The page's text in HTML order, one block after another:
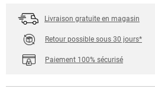
Livraison gratuite en magasin
Retour possible sous 30 jours*
Paiement 100% sécurisé